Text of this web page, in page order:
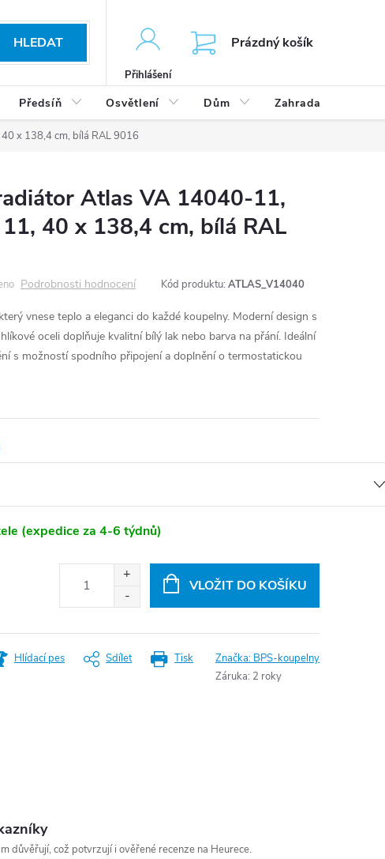
HLEDAT
Přihlášení
Prázdný košík
Předsíň Osvětlení Dům Zahrada
x 138,4 cm, bílá RAL 9016
Atlas VA 14040-11,
40 x 138,4 cm, bílá RAL
Podrobnosti hodnocení Kód produktu: ATLAS_V14040
vnese teplo a eleganci do každé koupelny. Moderní design s
oceli doplňuje kvalitní bílý lak nebo barva na přání. Ideální
s možností spodního připojení a doplnění o termostatickou
(expedice za 4-6 týdnů)
VLOŽIT DO KOŠÍKU
Tisk
Hlídací pes Sdílet Značka: BPS-koupelny
Záruka: 2 roky
důvěřují, což potvrzují i ověřené recenze na Heurece.